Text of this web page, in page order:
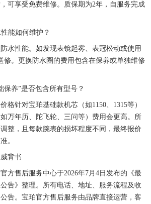
甘肃省武威市凉州区迎宾路宝珀售后服务中心（需提前预约）
宁夏回族自治区石嘴山市大武口区贺兰山路宝珀售后服务中心（需提前预约）
青海省果洛藏族自治州玛沁县团结路宝珀售后服务中心（需提前预约）
青海省海北藏族自治州海晏县将军路宝珀售后服务中心（需提前预约）
青海省海西蒙古族藏族自治州德令哈市柴达木路宝珀售后服务中心（需提前预约）
青海省黄南藏族自治州同仁市德合隆路宝珀售后服务中心（需提前预约）
可享受免费维修。质保期为2年，自服务完成
能如何维护？
水性能。如发现表镜起雾、表冠松动或使用
修。更换防水圈的费用包含在保养或单独维修
保养”是否包含所有型号？
格针对宝珀基础款机芯（如1150、1315等）
万年历、陀飞轮、三问等）费用会更高。所
整，且每款腕表的损坏程度不同，最终报价
。
背书
方售后服务中心于2026年7月4日发布的《最
告》整理。所有电话、地址、服务流程及收
告。宝珀官方售后服务由品牌直接运营，客